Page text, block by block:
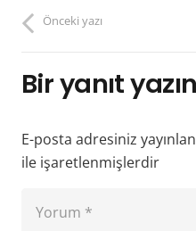
Önceki yazı
Bir yanıt yazın
E-posta adresiniz
ile işaretlenmişlerdir